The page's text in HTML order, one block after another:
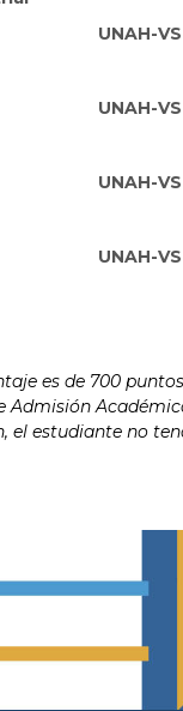
UNAH-VS
UNAH-VS
UNAH-VS
UNAH-VS
es de 700
Admisión
el estudiante no